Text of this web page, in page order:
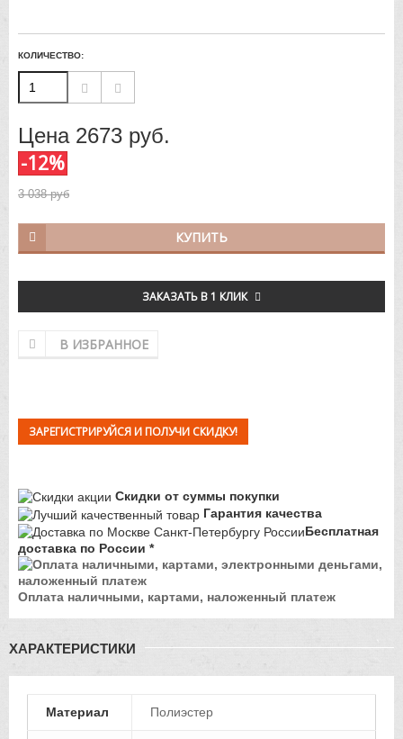
КОЛИЧЕСТВО:
Цена 2673 руб.
-12%
3 038 руб
КУПИТЬ
ЗАКАЗАТЬ В 1 КЛИК
В ИЗБРАННОЕ
ЗАРЕГИСТРИРУЙСЯ И ПОЛУЧИ СКИДКУ!
Скидки от суммы покупки
Гарантия качества
Бесплатная
доставка по России *
Оплата наличными, картами, наложенный платеж
ХАРАКТЕРИСТИКИ
Материал Полиэстер